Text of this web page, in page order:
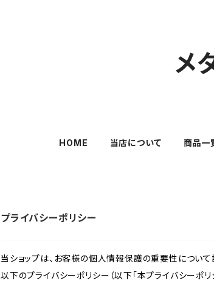
メ
HOME 当店について 商品一
プライバシーポリシー
当ショップは、お客様の個人情報保護の重要性について
以下のプライバシーポリシー（以下「本プライバシーポ